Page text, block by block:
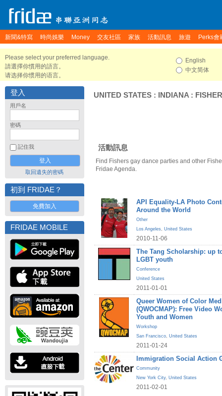
新聞&特寫 時尚娛樂 Money 交友社區 家族 活動訊息 旅遊 Perks會
Please select your preferred language.
請選擇你慣用的語言。
请选择你惯用的语言。
English
中文简体
登入
用戶名
密碼
記住我
取回遺失的密碼
初到 FRIDAE？
免費加入
FRIDAE MOBILE
UNITED STATES : INDIANA :
活動訊息
Find Fishers gay dance parties and other
Fridae Agenda.
API Equality-LA Photo
Around the World
Other
Los Angeles, United States
2010-11-06
The Tang Scholarship: up
LGBT youth
Conference
United States
2011-01-01
Queer Women of Color
(QWOCMAP): Free Video
Youth and Women
Workshop
San Francisco, United States
2011-01-24
Immigration Social Action
Community
New York City, United States
2011-02-01